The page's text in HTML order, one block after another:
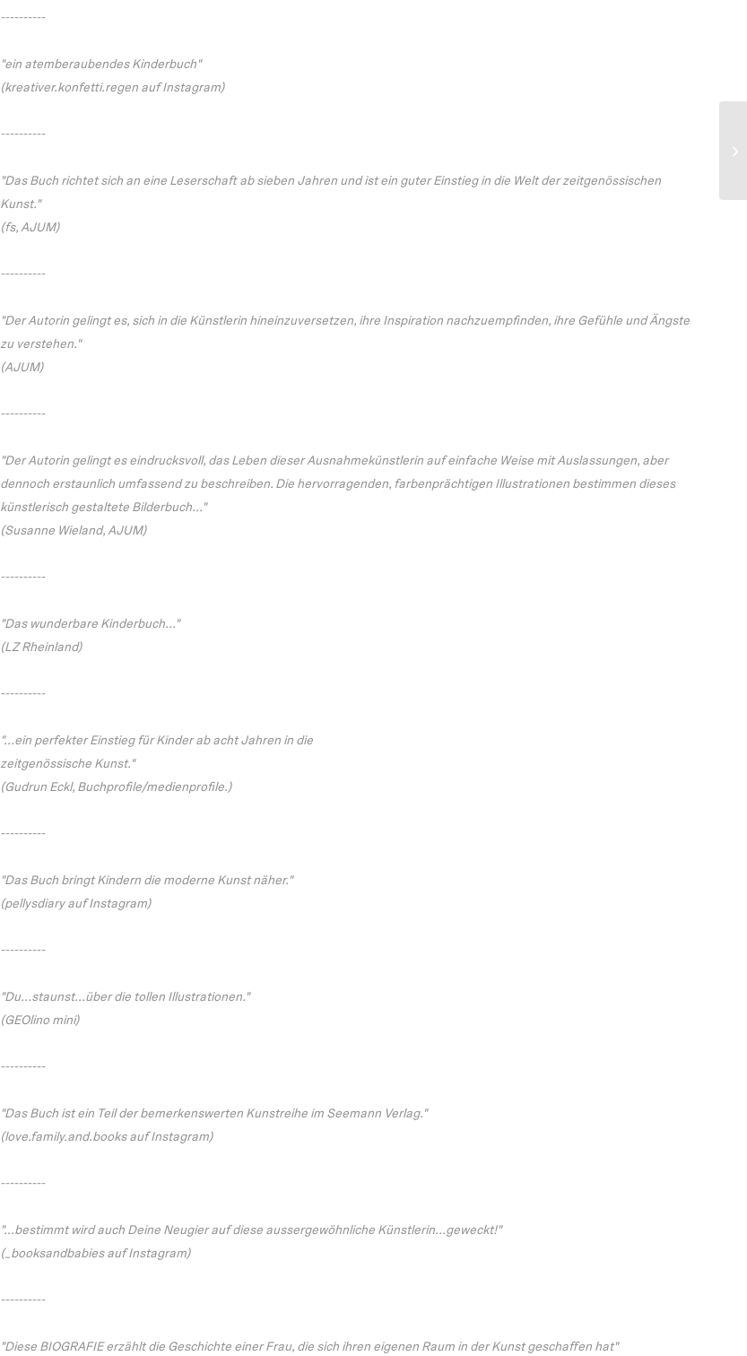
----------
"ein atemberaubendes Kinderbuch"
(kreativer.konfetti.regen auf Instagram)
----------
"Das Buch richtet sich an eine Leserschaft ab sieben Jahren und ist ein guter Einstieg in die Welt der zeitgenössischen
Kunst."
(fs, AJUM)
----------
"Der Autorin gelingt es, sich in die Künstlerin hineinzuversetzen, ihre Inspiration nachzuempfinden, ihre Gefühle und Ängste
zu verstehen."
(AJUM)
----------
"Der Autorin gelingt es eindrucksvoll, das Leben dieser Ausnahmekünstlerin auf einfache Weise mit Auslassungen, aber
dennoch erstaunlich umfassend zu beschreiben. Die hervorragenden, farbenprächtigen Illustrationen bestimmen dieses
künstlerisch gestaltete Bilderbuch..."
(Susanne Wieland, AJUM)
----------
"Das wunderbare Kinderbuch..."
(LZ Rheinland)
----------
"...ein perfekter Einstieg für Kinder ab acht Jahren in die
zeitgenössische Kunst."
(Gudrun Eckl, Buchprofile/medienprofile.)
----------
"Das Buch bringt Kindern die moderne Kunst näher."
(pellysdiary auf Instagram)
----------
"Du...staunst...über die tollen Illustrationen."
(GEOlino mini)
----------
"Das Buch ist ein Teil der bemerkenswerten Kunstreihe im Seemann Verlag."
(love.family.and.books auf Instagram)
----------
"...bestimmt wird auch Deine Neugier auf diese aussergewöhnliche Künstlerin...geweckt!"
(_booksandbabies auf Instagram)
----------
"Diese BIOGRAFIE erzählt die Geschichte einer Frau, die sich ihren eigenen Raum in der Kunst geschaffen hat"